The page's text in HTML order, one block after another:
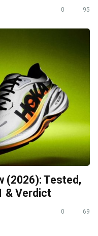
0 95
(2026): Tested,
& Verdict
0 69